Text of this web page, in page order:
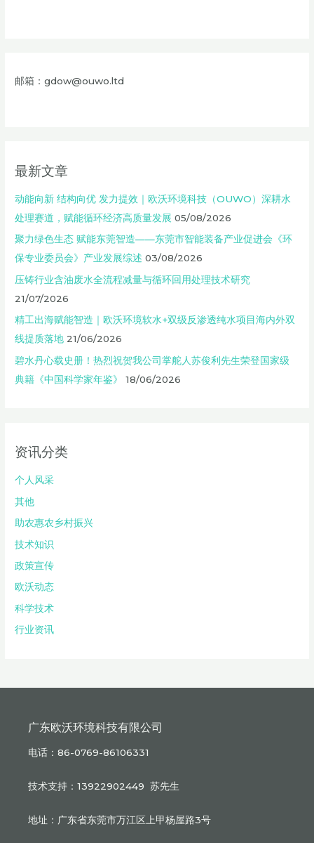
邮箱：gdow@ouwo.ltd
最新文章
动能向新 结构向优 发力提效｜欧沃环境科技（OUWO）深耕水
处理赛道，赋能循环经济高质量发展 05/08/2026
聚力绿色生态 赋能东莞智造——东莞市智能装备产业促进会《环
保专业委员会》产业发展综述 03/08/2026
压铸行业含油废水全流程减量与循环回用处理技术研究
21/07/2026
精工出海赋能智造｜欧沃环境软水+双级反渗透纯水项目海内外双
线提质落地 21/06/2026
碧水丹心载史册！热烈祝贺我公司掌舵人苏俊利先生荣登国家级
典籍《中国科学家年鉴》
18/06/2026
资讯分类
个人风采
其他
助农惠农乡村振兴
技术知识
政策宣传
欧沃动态
科学技术
行业资讯
广东欧沃环境科技有限公司
电话：86-0769-86106331
技术支持：13922902449 苏先生
地址：广东省东莞市万江区上甲杨屋路3号